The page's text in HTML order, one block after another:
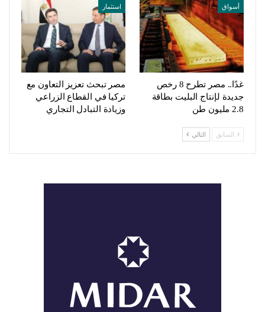
أسواق
غدًا.. مصر تطرح 8 رخص
جديدة لإنتاج البليت بطاقة
2.8 مليون طن
استثمار
مصر تبحث تعزيز التعاون مع
تركيا في القطاع الزراعي
وزيادة التبادل التجاري
السابق التالي